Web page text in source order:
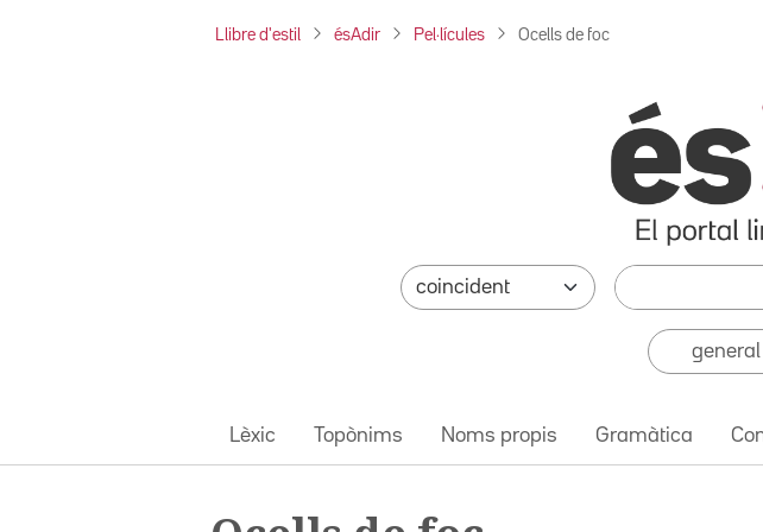
Llibre d'estil ésAdir Pel·lícules Ocells de foc
general
Lèxic Topònims Noms propis Gramàtica